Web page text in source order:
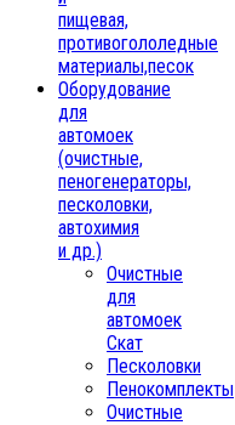
пищевая,
противогололедные
материалы,песок
Oборудование
для
автомоек
(очистные,
пеногенераторы,
песколовки,
автохимия
и др.)
Очистные
для
автомоек
Скат
Песколовки
Пенокомплекты
Очистные